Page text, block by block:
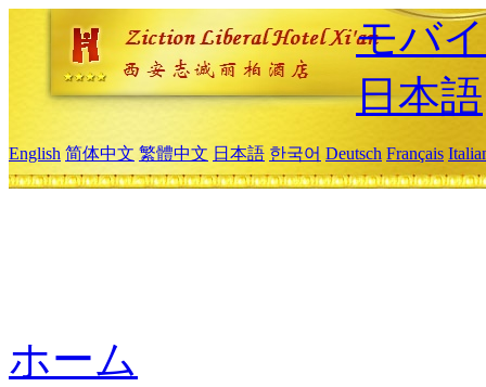
モバ
日本語
English 简体中文 繁體中文 日本語 한국어 Deutsch Français
ホーム